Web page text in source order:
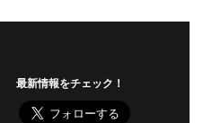
最新情報をチェック！